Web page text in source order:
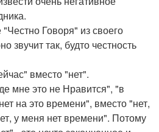
Говоря" из своего
звучит так, будто честность
вместо "нет".
мне это не Нравится", "в
на это времени", вместо "нет,
у меня нет времени". Потому